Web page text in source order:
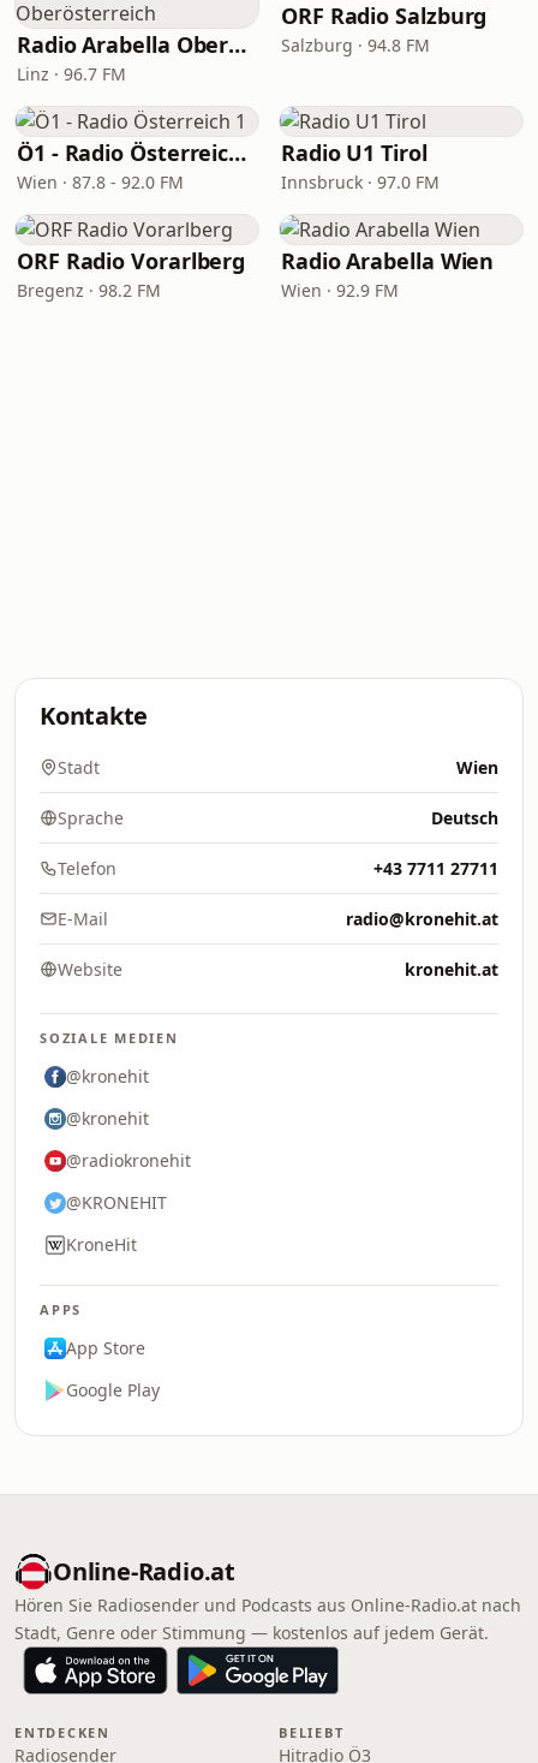
Radio Arabella Oberösterreich
Linz · 96.7 FM
ORF Radio Salzburg
Salzburg · 94.8 FM
Ö1 - Radio Österreich 1
Wien · 87.8 - 92.0 FM
Radio U1 Tirol
Innsbruck · 97.0 FM
ORF Radio Vorarlberg
Bregenz · 98.2 FM
Radio Arabella Wien
Wien · 92.9 FM
Kontakte
Stadt Wien
Sprache Deutsch
Telefon +43 7711 27711
E-Mail radio@kronehit.at
Website kronehit.at
SOZIALE MEDIEN
@kronehit
@kronehit
@radiokronehit
@KRONEHIT
KroneHit
APPS
App Store
Google Play
Online‑Radio.at
Hören Sie Radiosender und Podcasts aus Online‑Radio.at nach
Stadt, Genre oder Stimmung — kostenlos auf jedem Gerät.
ENTDECKEN
Radiosender
BELIEBT
Hitradio Ö3